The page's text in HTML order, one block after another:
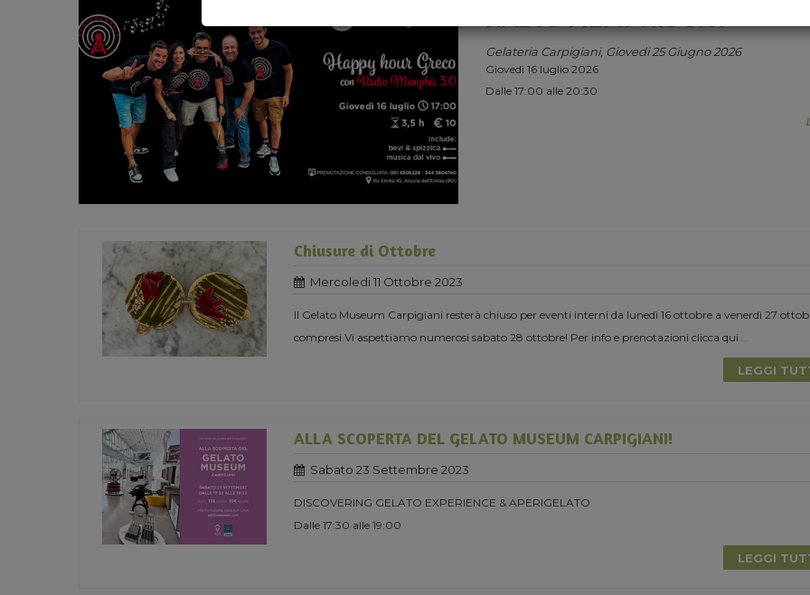
RADIO MEMPHIS 3.0.
Gelateria Carpigiani, Giovedi 25 Giugno 2026
Giovedì 16 luglio 2026
Dalle 17:00 alle 20:30
Chiusure di Ottobre
Mercoledi 11 Ottobre 2023
Il Gelato Museum Carpigiani resterà chiuso per eventi interni da lunedì 16 ottobre a venerdì 27
compresi.Vi aspettiamo numerosi sabato 28 ottobre! Per info e prenotazioni clicca qui
LEGGI
ALLA SCOPERTA DEL GELATO MUSEUM CARPIGIANI!
Sabato 23 Settembre 2023
DISCOVERING GELATO EXPERIENCE & APERIGELATO
Dalle 17:30 alle 19:00
LEGGI